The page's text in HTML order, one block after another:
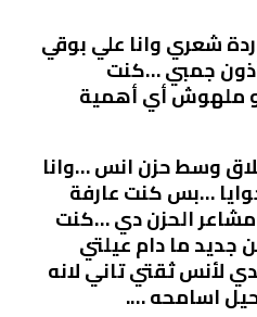
شعري وانا علي بوقي
جمبي …كنت
ملهوش أي أهمية
وسط حزن انس …وانا
…بس كنت عارفة
الحزن دي …كنت
جديد ما دام عيلتي
لأنس ثقتي تاني لانه
اسامحه ….